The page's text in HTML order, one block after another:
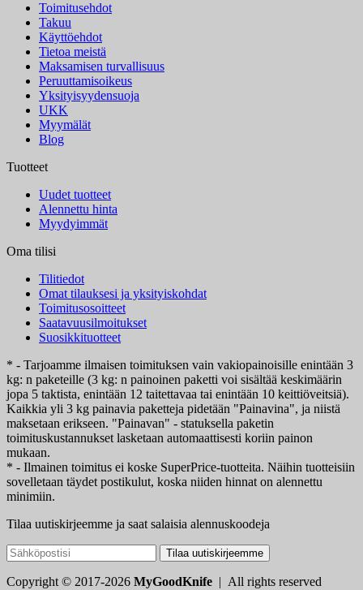
Toimitusehdot
Takuu
Käyttöehdot
Tietoa meistä
Maksamisen turvallisuus
Peruuttamisoikeus
Yksityisyydensuoja
UKK
Myymälät
Blog
Tuotteet
Uudet tuotteet
Alennettu hinta
Myydyimmät
Oma tilisi
Tilitiedot
Omat tilauksesi ja yksityiskohdat
Toimitusosoitteet
Saatavuusilmoitukset
Suosikkituotteet
* - Tarjoamme ilmaisen toimituksen vain vakiopainoisille enintään 3
kg: n paketeille (3 kg: n painoinen paketti voi sisältää keskimäärin
jopa 5 taktista, enintään 12 taitettavaa tai enintään 10 keittiöveitsiä).
Kaikkia yli 3 kg painavia paketteja pidetään "Painavina", ja niistä
maksetaan erikseen. "Painavan" - statuksella paketin
toimituskustannukset lasketaan automaattisesti koriin painon
mukaan.
* - Ilmainen toimitus ei koske SuperPrice-tuotteita. Näihin tuotteisiin
sovelletaan täydet postikulut, koska niiden hinnat on alennettu
minimiin.
Tilaa uutiskirjeemme ja saat salaisia alennuskoodeja
Tilaa uutiskirjeemme
Copyright © 2017-2026 MyGoodKnife | All rights reserved